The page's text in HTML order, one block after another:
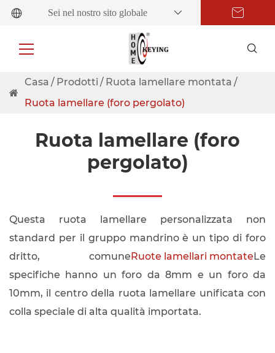
Sei nel nostro sito globale
Casa Prodotti
Ruota lamellare montata
Ruota lamellare (foro pergolato)
Ruota lamellare (foro
pergolato)
Questa ruota lamellare personalizzata non
standard per il gruppo mandrino è un tipo di foro
dritto, comuneRuote lamellari montateLe
specifiche hanno un foro da 8mm e un foro da
10mm, il centro della ruota lamellare unificata con
colla speciale di alta qualità importata.